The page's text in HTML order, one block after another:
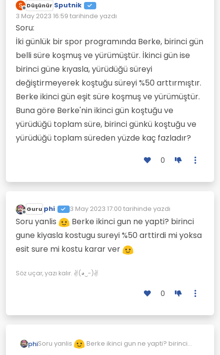
S
Çevrimdışı
Düşünür Sputnik
3 May 2023 16:59 tarihinde yazdı
Son düzenleyen:
Soru:
İki günlük bir spor programında Berke, birinci gün
belli süre koşmuş ve yürümüştür. İkinci gün ise
birinci güne kıyasla, yürüdüğü süreyi
değiştirmeyerek koştuğu süreyi %50 arttırmıştır.
Berke ikinci gün eşit süre koşmuş ve yürümüştür.
Buna göre Berke'nin ikinci gün koştuğu ve
yürüdüğü toplam süre, birinci günkü koştuğu ve
yürüdüğü toplam süreden yüzde kaç fazladır?
0
Çevrimdışı
Guru phi 3 May 2023 17:00 tarihinde yazdı
Son düzenleyen:
Soru yanlis
Berke ikinci gun ne yapti? birinci
gune kiyasla kostugu sureyi %50 arttirdi mi yoksa
esit sure mi kostu karar ver
Söz uçar, yazı kalır. ✌(◕‿-)✌
0
phiSoru yanlis
Berke ikinci gun ne yapti? birinci